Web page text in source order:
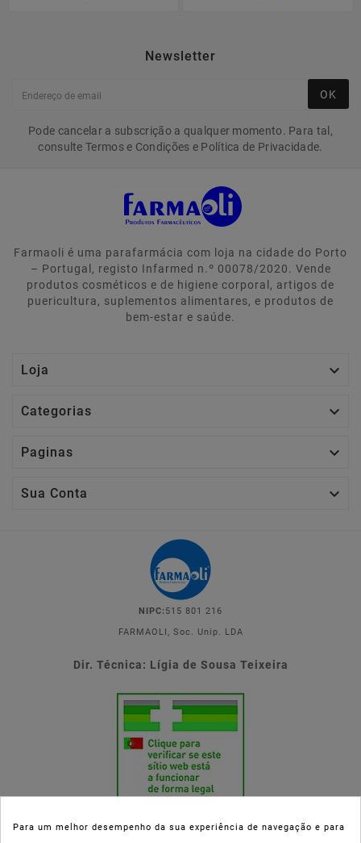
Newsletter
OK
Pode cancelar a subscrição a qualquer momento. Para tal,
consulte Termos e Condições e Política de Privacidade.
Farmaoli é uma parafarmácia com loja na cidade do Porto
– Portugal, registo Infarmed n.º 00078/2020. Vende
produtos cosméticos e de higiene corporal, artigos de
puericultura, suplementos alimentares, e produtos de
bem-estar e saúde.
Loja 
Categorias 
Paginas 
Sua Conta 
NIPC: 515 801 216
FARMAOLI, Soc. Unip. LDA
Dir. Técnica: Lígia de Sousa Teixeira
Para um melhor desempenho da sua experiência de navegação e para